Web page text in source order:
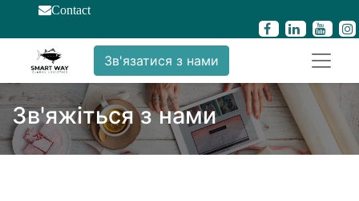
Contact
Зв'язатися з нами
Зв'яжіться з нами